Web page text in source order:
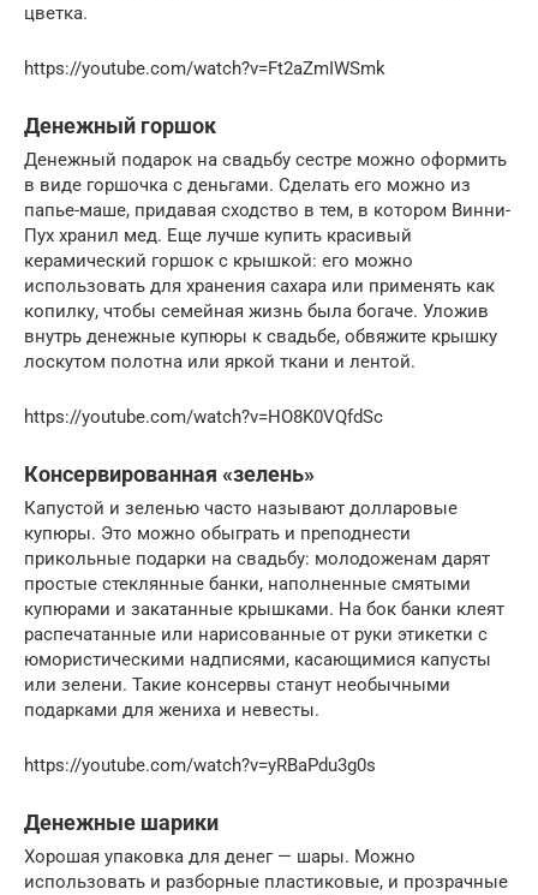
цветка.
https://youtube.com/watch?v=Ft2aZmIWSmk
Денежный горшок
Денежный подарок на свадьбу сестре можно оформить
в виде горшочка с деньгами. Сделать его можно из
папье-маше, придавая сходство в тем, в котором Винни-
Пух хранил мед. Еще лучше купить красивый
керамический горшок с крышкой: его можно
использовать для хранения сахара или применять как
копилку, чтобы семейная жизнь была богаче. Уложив
внутрь денежные купюры к свадьбе, обвяжите крышку
лоскутом полотна или яркой ткани и лентой.
https://youtube.com/watch?v=HO8K0VQfdSc
Консервированная «зелень»
Капустой и зеленью часто называют долларовые
купюры. Это можно обыграть и преподнести
прикольные подарки на свадьбу: молодоженам дарят
простые стеклянные банки, наполненные смятыми
купюрами и закатанные крышками. На бок банки клеят
распечатанные или нарисованные от руки этикетки с
юмористическими надписями, касающимися капусты
или зелени. Такие консервы станут необычными
подарками для жениха и невесты.
https://youtube.com/watch?v=yRBaPdu3g0s
Денежные шарики
Хорошая упаковка для денег — шары. Можно
использовать и разборные пластиковые, и прозрачные